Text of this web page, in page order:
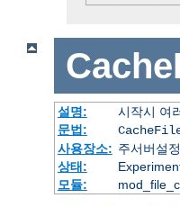
설명:
시작시 여
문법:
사용장소: 주서버설정
상태:
모듈: